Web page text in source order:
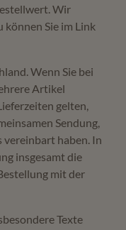
Wir
können Sie im Link
Wenn Sie bei
Artikel
gelten,
Sendung,
haben. In
insgesamt die
mit der
Texte